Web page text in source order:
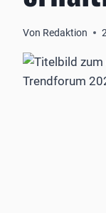
Von Redaktion